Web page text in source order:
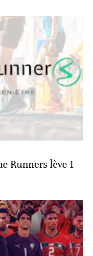
Runners lève 1